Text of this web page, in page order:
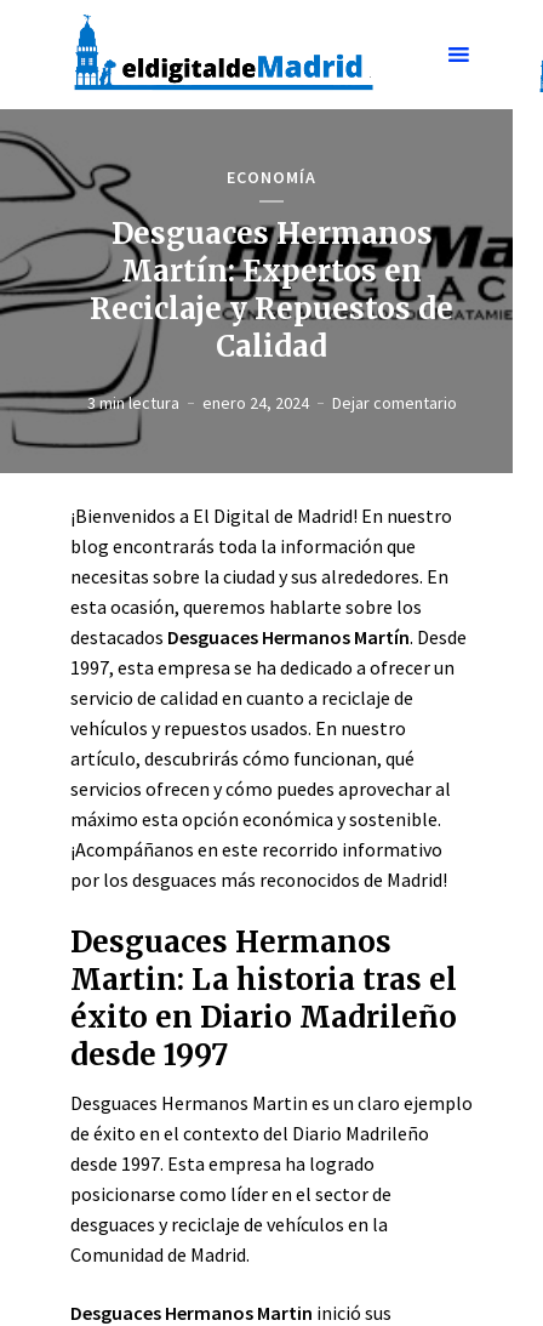
ECONOMÍA
Desguaces Hermanos
Martín: Expertos en
Reciclaje y Repuestos de
Calidad
3 min lectura enero 24, 2024 Dejar comentario
¡Bienvenidos a El Digital de Madrid! En nuestro
blog encontrarás toda la información que
necesitas sobre la ciudad y sus alrededores. En
esta ocasión, queremos hablarte sobre los
destacados Desguaces Hermanos Martín. Desde
1997, esta empresa se ha dedicado a ofrecer un
servicio de calidad en cuanto a reciclaje de
vehículos y repuestos usados. En nuestro
artículo, descubrirás cómo funcionan, qué
servicios ofrecen y cómo puedes aprovechar al
máximo esta opción económica y sostenible.
¡Acompáñanos en este recorrido informativo
por los desguaces más reconocidos de Madrid!
Desguaces Hermanos
Martin: La historia tras el
éxito en Diario Madrileño
desde 1997
Desguaces Hermanos Martin es un claro ejemplo
de éxito en el contexto del Diario Madrileño
desde 1997. Esta empresa ha logrado
posicionarse como líder en el sector de
desguaces y reciclaje de vehículos en la
Comunidad de Madrid.
Desguaces Hermanos Martin inició sus